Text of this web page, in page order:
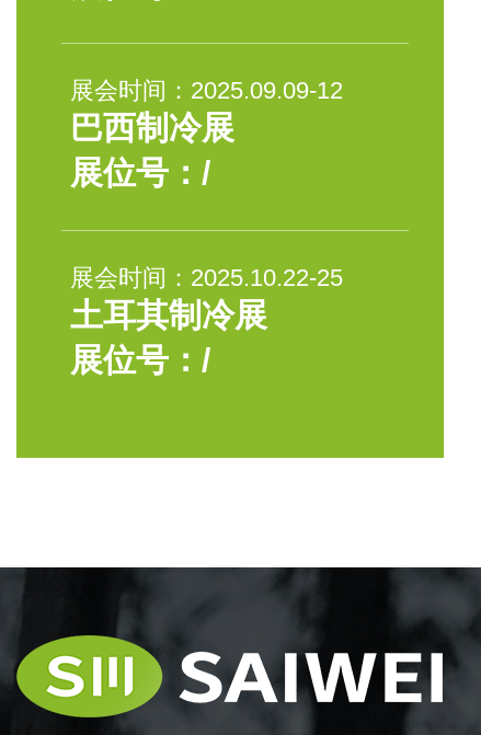
展会时间：2025.09.09-12
巴西制冷展
展位号：/
展会时间：2025.10.22-25
土耳其制冷展
展位号：/